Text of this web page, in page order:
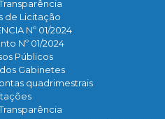
de Licitação
Nº 01/2024
Nº 01/2024
Públicos
Gabinetes
quadrimestrais